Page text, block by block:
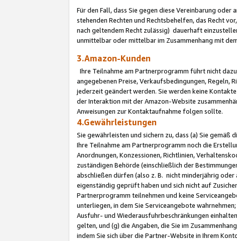
Für den Fall, dass Sie gegen diese Vereinbarung
stehenden Rechten und Rechtsbehelfen, das Recht
nach geltendem Recht zulässig) dauerhaft
unmittelbar oder mittelbar im Zusammenhang mit
3.Amazon-Kunden
Ihre Teilnahme am Partnerprogramm führt nicht
angegebenen Preise, Verkaufsbedingungen, Regeln,
jederzeit geändert werden. Sie werden keine
der Interaktion mit der Amazon-Website
Anweisungen zur Kontaktaufnahme folgen sollte.
4.Gewährleistungen
Sie gewährleisten und sichern zu, dass (a) Sie
Ihre Teilnahme am Partnerprogramm noch die
Anordnungen, Konzessionen, Richtlinien,
zuständigen Behörde (einschließlich der
abschließen dürfen (also z. B. nicht minderjährig
eigenständig geprüft haben und sich nicht auf
Partnerprogramm teilnehmen und keine
unterliegen, in dem Sie Serviceangebote
Ausfuhr- und Wiederausfuhrbeschränkungen
gelten, und (g) die Angaben, die Sie im
indem Sie sich über die Partner-Website in Ihrem